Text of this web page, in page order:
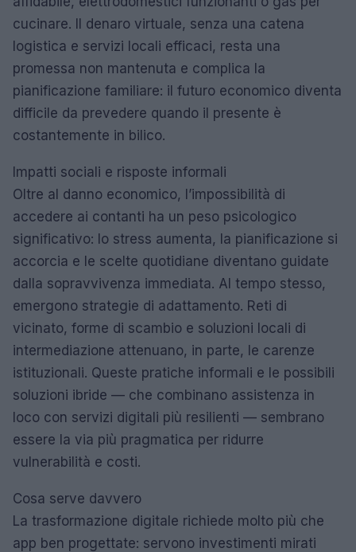
cucinare. Il denaro virtuale, senza una catena
logistica e servizi locali efficaci, resta una
promessa non mantenuta e complica la
pianificazione familiare: il futuro economico diventa
difficile da prevedere quando il presente è
costantemente in bilico.
Impatti sociali e risposte informali
Oltre al danno economico, l’impossibilità di
accedere ai contanti ha un peso psicologico
significativo: lo stress aumenta, la pianificazione si
accorcia e le scelte quotidiane diventano guidate
dalla sopravvivenza immediata. Al tempo stesso,
emergono strategie di adattamento. Reti di
vicinato, forme di scambio e soluzioni locali di
intermediazione attenuano, in parte, le carenze
istituzionali. Queste pratiche informali e le possibili
soluzioni ibride — che combinano assistenza in
loco con servizi digitali più resilienti — sembrano
essere la via più pragmatica per ridurre
vulnerabilità e costi.
Cosa serve davvero
La trasformazione digitale richiede molto più che
app ben progettate: servono investimenti mirati